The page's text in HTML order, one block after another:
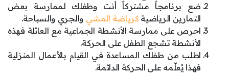
ضع برنامجاً مشتركاً أنت وطفلك لممارسة بعض
التمارين الرياضية كرياضة المشي والجري والسباحة.
احرص على ممارسة الأنشطة الجماعية مع العائلة فهذه
الأنشطة تشجع الطفل على الحركة.
اطلب من طفلك المساعدة في القيام بالأعمال المنزلية
فهذا يُعلّمه على الحركة الدائمة.